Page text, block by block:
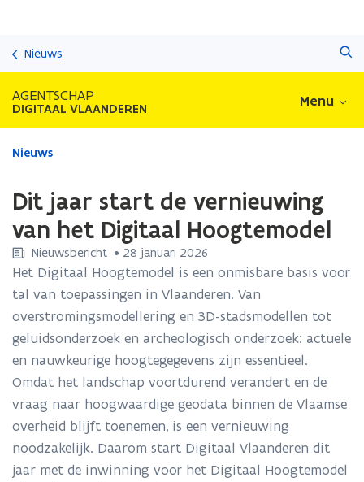
Nieuws
AGENTSCHAP
DIGITAAL VLAANDEREN Menu
Gedaan
zich
op:
Dit
jaar
de
vernieuwing
van
Digitaal
Hoogtemodel
Nieuws
Dit jaar start de vernieuwing
van het Digitaal Hoogtemodel
Nieuwsbericht • 28 januari 2026
Het Digitaal Hoogtemodel is een onmisbare basis voor
tal van toepassingen in Vlaanderen. Van
overstromingsmodellering en 3D-stadsmodellen tot
geluidsonderzoek en archeologisch onderzoek: actuele
en nauwkeurige hoogtegegevens zijn essentieel.
Omdat het landschap voortdurend verandert en de
vraag naar hoogwaardige geodata binnen de Vlaamse
overheid blijft toenemen, is een vernieuwing
noodzakelijk. Daarom start Digitaal Vlaanderen dit
jaar met de inwinning voor het Digitaal Hoogtemodel